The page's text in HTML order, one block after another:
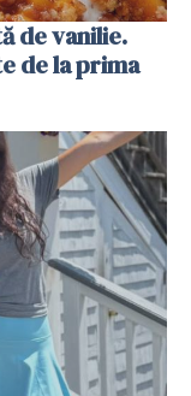
de vanilie.
de la prima